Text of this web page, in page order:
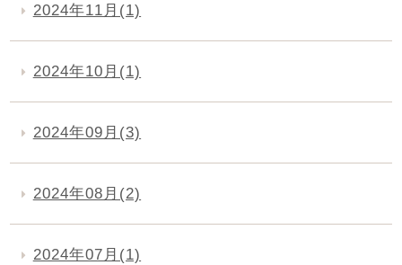
2024年11月(1)
2024年10月(1)
2024年09月(3)
2024年08月(2)
2024年07月(1)